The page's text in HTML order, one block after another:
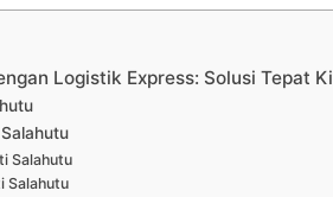
Logistik Express: Solusi Tepat
Salahutu
Salahutu